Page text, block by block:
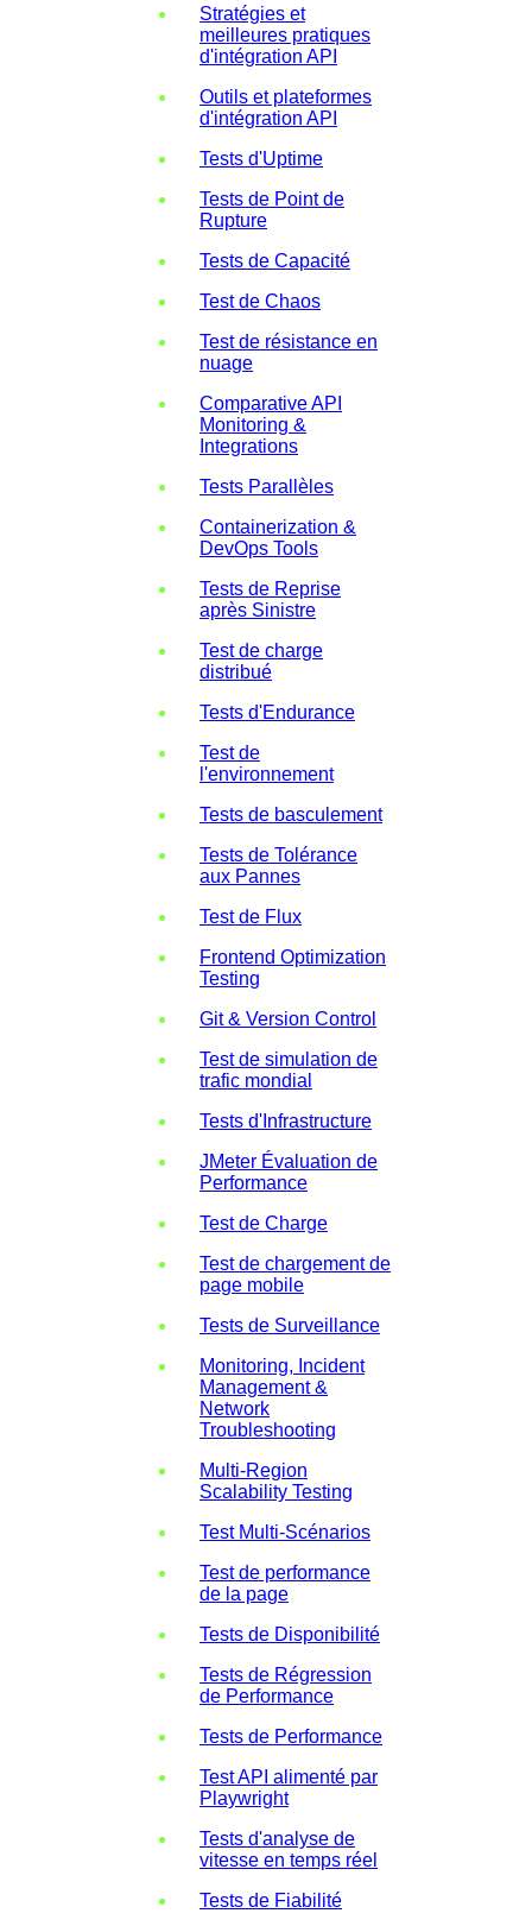
Stratégies et
meilleures pratiques
d'intégration API
Outils et plateformes
d'intégration API
Tests d'Uptime
Tests de Point de
Rupture
Tests de Capacité
Test de Chaos
Test de résistance en
nuage
Comparative API
Monitoring &
Integrations
Tests Parallèles
Containerization &
DevOps Tools
Tests de Reprise
après Sinistre
Test de charge
distribué
Tests d'Endurance
Test de
l'environnement
Tests de basculement
Tests de Tolérance
aux Pannes
Test de Flux
Frontend Optimization
Testing
Git & Version Control
Test de simulation de
trafic mondial
Tests d'Infrastructure
JMeter Évaluation de
Performance
Test de Charge
Test de chargement de
page mobile
Tests de Surveillance
Monitoring, Incident
Management &
Network
Troubleshooting
Multi-Region
Scalability Testing
Test Multi-Scénarios
Test de performance
de la page
Tests de Disponibilité
Tests de Régression
de Performance
Tests de Performance
Test API alimenté par
Playwright
Tests d'analyse de
vitesse en temps réel
Tests de Fiabilité